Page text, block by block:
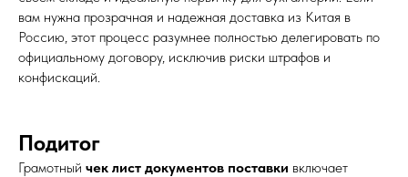
вам нужна прозрачная и надежная доставка из Китая в
Россию, этот процесс разумнее полностью делегировать по
официальному договору, исключив риски штрафов и
конфискаций.
Подитог
Грамотный чек лист документов поставки включает